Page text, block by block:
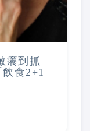
癢到抓
食2+1